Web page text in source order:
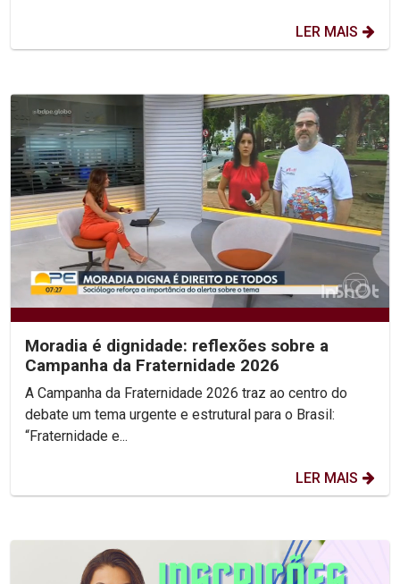
LER MAIS
Moradia é dignidade: reflexões sobre a
Campanha da Fraternidade 2026
A Campanha da Fraternidade 2026 traz ao centro do
debate um tema urgente e estrutural para o Brasil:
“Fraternidade e...
LER MAIS